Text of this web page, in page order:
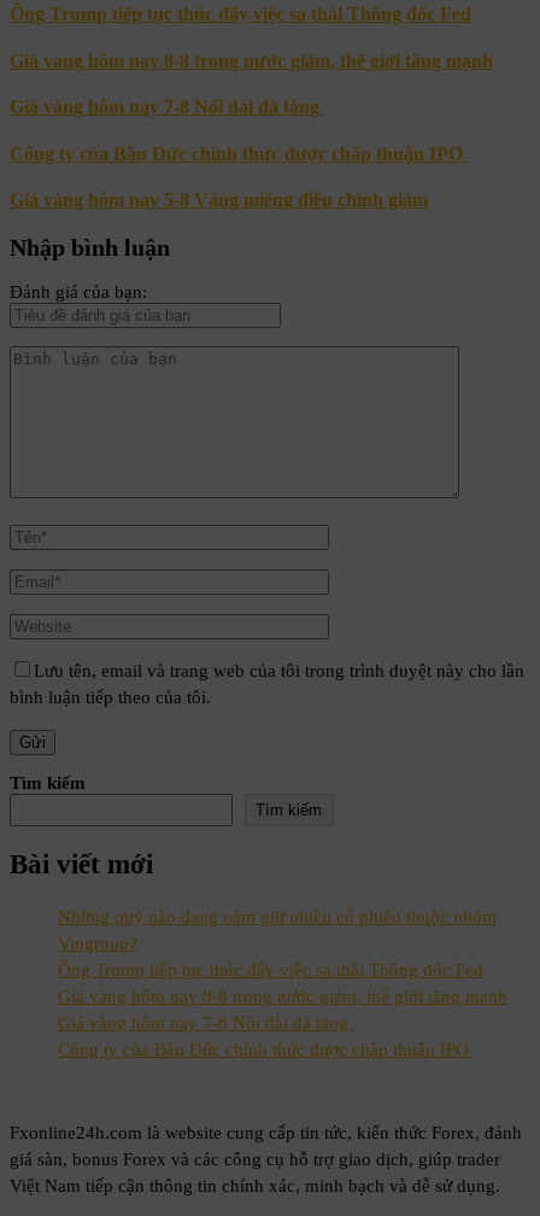
Ông Trump tiếp tục thúc đẩy việc sa thải Thống đốc Fed
Giá vàng hôm nay 8-8 trong nước giảm, thế giới tăng mạnh
Giá vàng hôm nay 7-8 Nối dài đà tăng
Công ty của Bầu Đức chính thức được chấp thuận IPO
Giá vàng hôm nay 5-8 Vàng miếng điều chỉnh giảm
Nhập bình luận
Đánh giá của bạn:
Lưu tên, email và trang web của tôi trong trình duyệt này cho lần
bình luận tiếp theo của tôi.
Tìm kiếm
Tìm kiếm
Bài viết mới
Những quỹ nào đang nắm giữ nhiều cổ phiếu thuộc nhóm
Vingroup?
Ông Trump tiếp tục thúc đẩy việc sa thải Thống đốc Fed
Giá vàng hôm nay 8-8 trong nước giảm, thế giới tăng mạnh
Giá vàng hôm nay 7-8 Nối dài đà tăng
Công ty của Bầu Đức chính thức được chấp thuận IPO
Fxonline24h.com là website cung cấp tin tức, kiến thức Forex, đánh
giá sàn, bonus Forex và các công cụ hỗ trợ giao dịch, giúp trader
Việt Nam tiếp cận thông tin chính xác, minh bạch và dễ sử dụng.